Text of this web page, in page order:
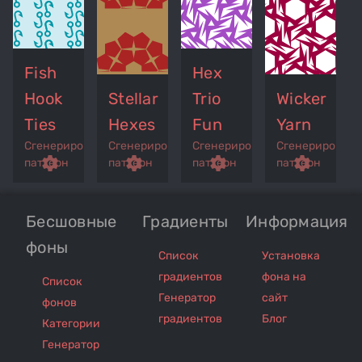
Fish
Hook
Ties
Сгенерированный
паттерн
settings
Stellar
Hexes
Сгенерированный
паттерн
remove_red_eye get_app settings
Hex
Trio
Fun
Сгенерированный
паттерн
remove_red_eye get_app settings
Wicker
Yarn
паттерн
remove_red_eye get_app settings
Бесшовные
фоны
Список
фонов
Категории
Генератор
Градиенты
Список
градиентов
Генератор
градиентов
Информация
Установка
фона на
сайт
Блог